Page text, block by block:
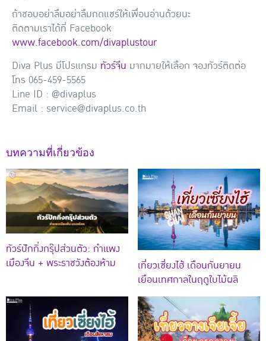
ถ้าชอบอย่าลืมอย่าลืมกดแชร์ให้เพื่อนอ่านด้วยนะ
ติดตามเราได้ที่ Facebook
www.facebook.com/divaplustour
Diva Plus มีโปรแกรม ทัวร์จีน มากมายให้เลือก จองทัวร์ติดต่อ
โทร 065-459-5565
Line ID : @divaplus
Email : service@divaplus.co.th
บทความที่เกี่ยวข้อง
ทัวร์ปักกิ่งกรุ๊ปส่วนตัว: กำแพง
เมืองจีน + พระราชวังต้องห้าม
เที่ยวเซี่ยงไฮ้ เดือนกันยายน
เยือนเทศกาลในฤดูใบไม้ผลิ